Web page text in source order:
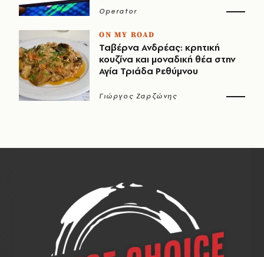
Operator
ON MY ROAD
Ταβέρνα Ανδρέας: κρητική
κουζίνα και μοναδική θέα στην
Αγία Τριάδα Ρεθύμνου
Γιώργος Ζαρζώνης